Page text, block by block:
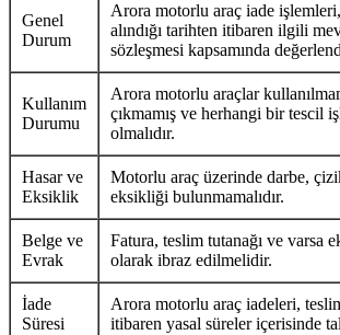
Genel
Durum
Arora motorlu araç iade
alındığı tarihten itibaren ilgili
sözleşmesi kapsamında
Kullanım
Durumu
Arora motorlu araçlar
çıkmamış ve herhangi bir tescil
olmalıdır.
Hasar ve
Eksiklik
Motorlu araç üzerinde darbe,
eksikliği bulunmamalıdır.
Belge ve
Evrak
Fatura, teslim tutanağı ve varsa
olarak ibraz edilmelidir.
İade
Süresi
Arora motorlu araç iadeleri,
itibaren yasal süreler içerisinde